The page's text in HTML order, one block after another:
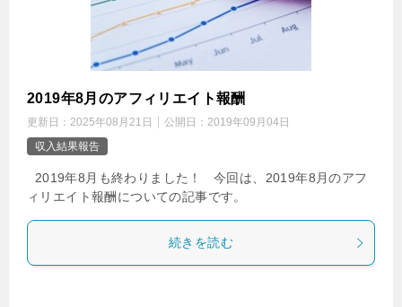
2019年8月のアフィリエイト報酬
更新日： 2025年08月21日 公開日： 2019年09月04日
収入結果報告
2019年8月も終わりました！ 今回は、2019年8月のアフ
ィリエイト報酬についての記事です。
続きを読む